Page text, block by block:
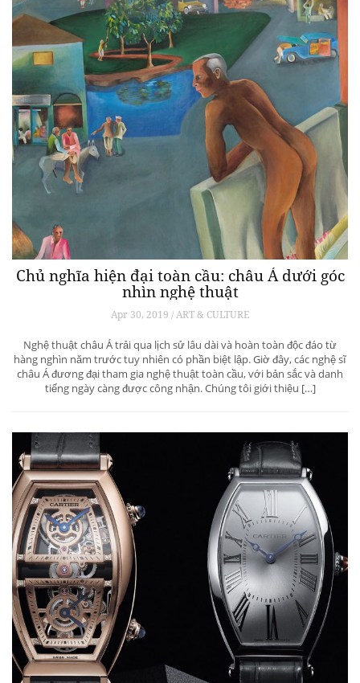
Chủ nghĩa hiện đại toàn cầu: châu Á dưới góc
nhìn nghệ thuật
Apr 30, 2019 / ART & CULTURE
Nghệ thuật châu Á trải qua lịch sử lâu dài và hoàn toàn độc đáo từ
hàng nghìn năm trước tuy nhiên có phần biệt lập. Giờ đây, các nghệ sĩ
châu Á đương đại tham gia nghệ thuật toàn cầu, với bản sắc và danh
tiếng ngày càng được công nhận. Chúng tôi giới thiệu […]